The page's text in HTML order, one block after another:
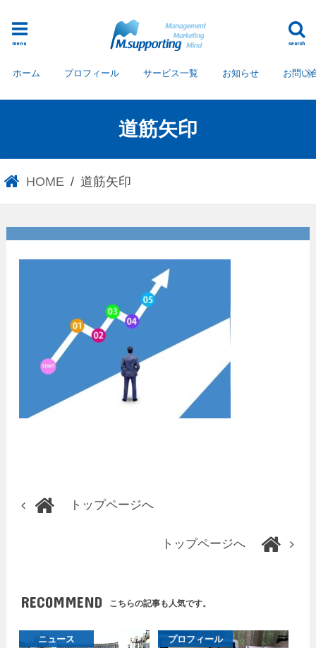
search
menu
ホーム プロフィール サービス一覧 お知らせ お問い
道筋矢印
HOME 道筋矢印
トップページへ
トップページへ
RECOMMEND こちらの記事も人気です。
ニュース プロフィール